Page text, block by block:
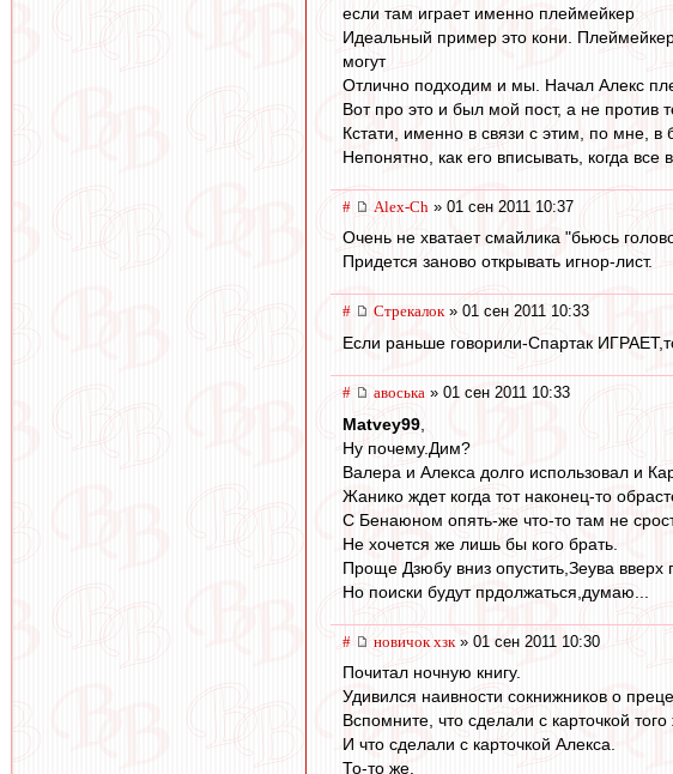
если там играет именно плеймейкер
Идеальный пример это кони.
могут
Отлично подходим и мы. Начал Алекс
Вот про это и был мой пост, а не против
Кстати, именно в связи с этим, по мне,
Непонятно, как его вписывать, когда все
# Alex-Ch » 01 сен 2011 10:37
Очень не хватает смайлика "бьюсь
Придется заново открывать игнор-лист.
# Стрекалок» 01 сен 2011 10:33
Если раньше говорили-Спартак
# авоська » 01 сен 2011 10:33
Matvey99
Ну почему.Дим?
Валера и Алекса долго использовал и
Жанико ждет когда тот наконец-то
C Бенаюном опять-же что-то там не
Не хочется же лишь бы кого брать.
Проще Дзюбу вниз опустить,Зеува вверх
Но поиски будут прдолжаться,думаю...
# новичок хзк » 01 сен 2011 10:30
Почитал ночную книгу.
Удивился наивности сокнижников о
Вспомните, что сделали с карточкой
И что сделали с карточкой Алекса.
То-то же.